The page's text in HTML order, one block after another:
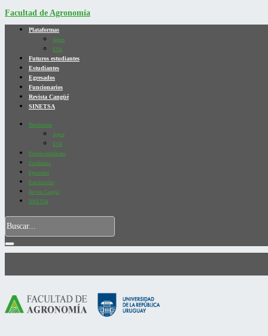
Facultad de Agronomía
Plataformas
Agros
EVA
Futuros estudiantes
Estudiantes
Egresados
Funcionarios
Revista Cangüé
SINETSA
Plataformas
Agros
EVA
Futuros estudiantes
Estudiantes
Egresados
Funcionarios
Revista Cangüé
SINETSA